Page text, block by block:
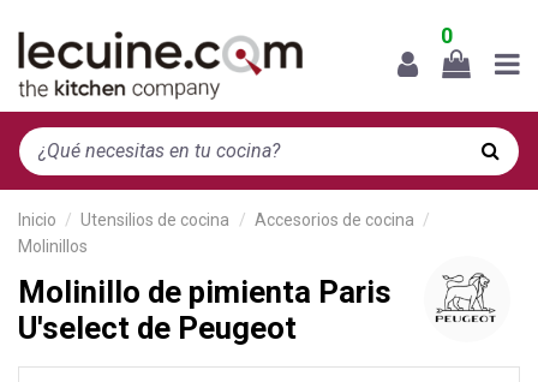
0
Inicio Utensilios de cocina
Accesorios de cocina
Molinillos
Molinillo de pimienta Paris
U'select de Peugeot